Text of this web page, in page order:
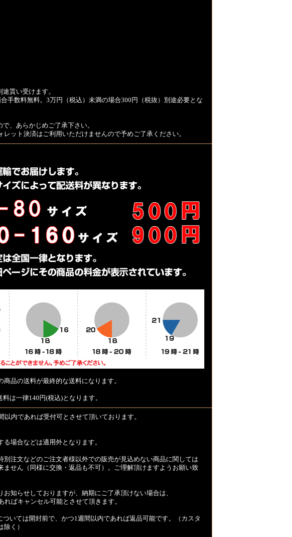
貰い受けます。
手数料無料。3万円（税込）未満の場合300円（税抜）別途必要とな
、あらかじめご了承下さい。
ット決済はご利用いただけませんので予めご了承ください。
品の送料が最終的な送料になります。
は一律140円(税込)となります。
内であれば受付可とさせて頂いております。
場合などは適用外となります。
注文などのご注文者様以外での販売が見込めない商品に関しては
ません（同様に交換・返品も不可）。ご理解頂けますようお願い致
知らせしておりますが、納期にご了承頂けない場合は、
ばキャンセル可能とさせて頂きます。
いては開封前で、かつ1週間以内であれば返品可能です。（カスタ
く）